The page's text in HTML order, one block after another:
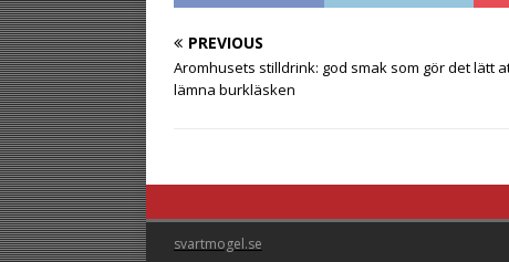
PREVIOUS
Aromhusets stilldrink: god smak som gör det lätt
lämna burkläsken
svartmogel.se